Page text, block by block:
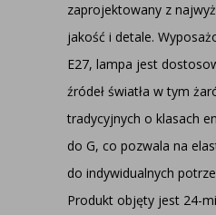
zaprojektowany z
jakość i detale.
E27, lampa jest
źródeł światła w tym
tradycyjnych o klasach
do G, co pozwala na
do indywidualnych
Produkt objęty jest 24-